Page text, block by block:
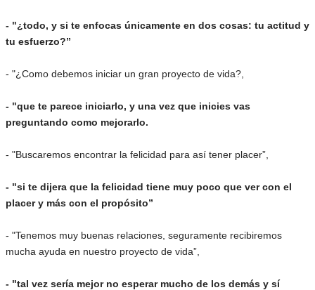
- "¿todo, y si te enfocas únicamente en dos cosas: tu actitud y
tu esfuerzo?”
- "¿Como debemos iniciar un gran proyecto de vida?,
- "que te parece iniciarlo, y una vez que inicies vas
preguntando como mejorarlo.
- "Buscaremos encontrar la felicidad para así tener placer”,
- "si te dijera que la felicidad tiene muy poco que ver con el
placer y más con el propósito”
- "Tenemos muy buenas relaciones, seguramente recibiremos
mucha ayuda en nuestro proyecto de vida”,
- "tal vez sería mejor no esperar mucho de los demás y sí